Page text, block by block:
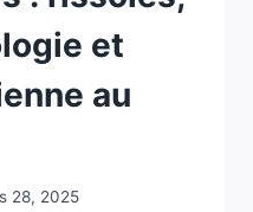
et
au
28, 2025